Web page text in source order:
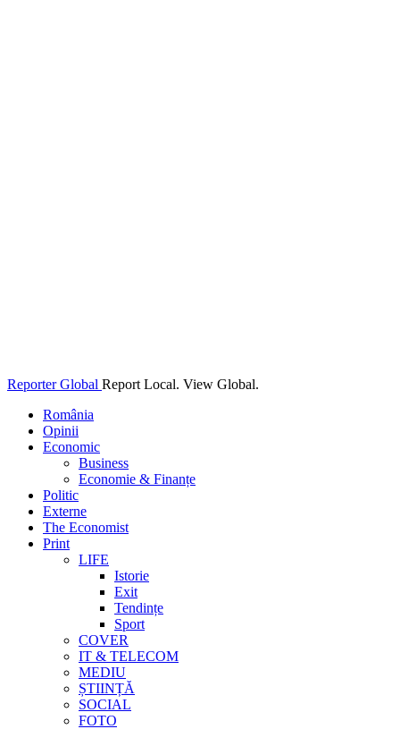
Reporter Global Report Local. View Global.
România
Opinii
Economic
Business
Economie & Finanțe
Politic
Externe
The Economist
Print
LIFE
Istorie
Exit
Tendințe
Sport
COVER
IT & TELECOM
MEDIU
ȘTIINȚĂ
SOCIAL
FOTO